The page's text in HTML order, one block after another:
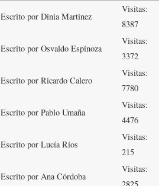
Escrito por Dinia Martinez
Visitas:
8387
Escrito por Osvaldo Espinoza
Visitas:
3372
Escrito por Ricardo Calero
Visitas:
7780
Escrito por Pablo Umaña
Visitas:
4476
Escrito por Lucía Ríos
Visitas:
215
Escrito por Ana Córdoba
Visitas: